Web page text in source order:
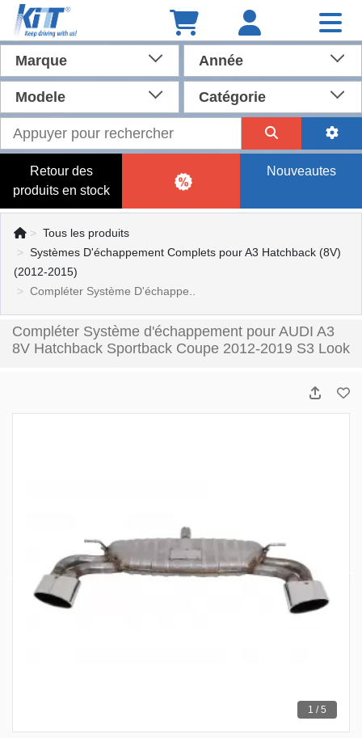
Marque Année
Modele Catégorie
Retour des
produits en stock
Nouveautes
Tous les produits
Systèmes D'échappement Complets pour A3 Hatchback (8V)
(2012-2015)
Compléter Système D'échappe..
Compléter Système d'échappement pour AUDI A3
8V Hatchback Sportback Coupe 2012-2019 S3 Look
1 / 5